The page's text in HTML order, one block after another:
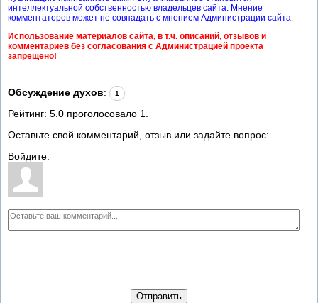
интеллектуальной собственностью владельцев сайта. Мнение
комментаторов может не совпадать с мнением Администрации сайта.
Использование материалов сайта, в т.ч. описаний, отзывов и
комментариев без согласования с Администрацией проекта
запрещено!
Обсуждение духов: 1
Рейтинг: 5.0 проголосовало 1.
Оставьте свой комментарий, отзыв или задайте вопрос:
Войдите:
Отправить